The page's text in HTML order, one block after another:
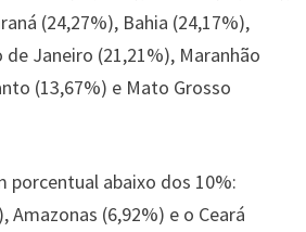
(24,27%), Bahia (24,17%),
de Janeiro (21,21%), Maranhão
(13,67%) e Mato Grosso
porcentual abaixo dos 10%:
Amazonas (6,92%) e o Ceará